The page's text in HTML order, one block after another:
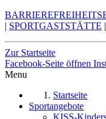
| SPORTGASTSTÄTTE |
Zur Startseite
Facebook-Seite öffnen
Menu
Startseite
Sportangebote
KISS-